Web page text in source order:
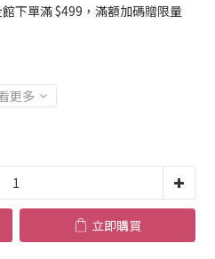
下單滿 $499，滿額加碼贈限量
更多
立即購買